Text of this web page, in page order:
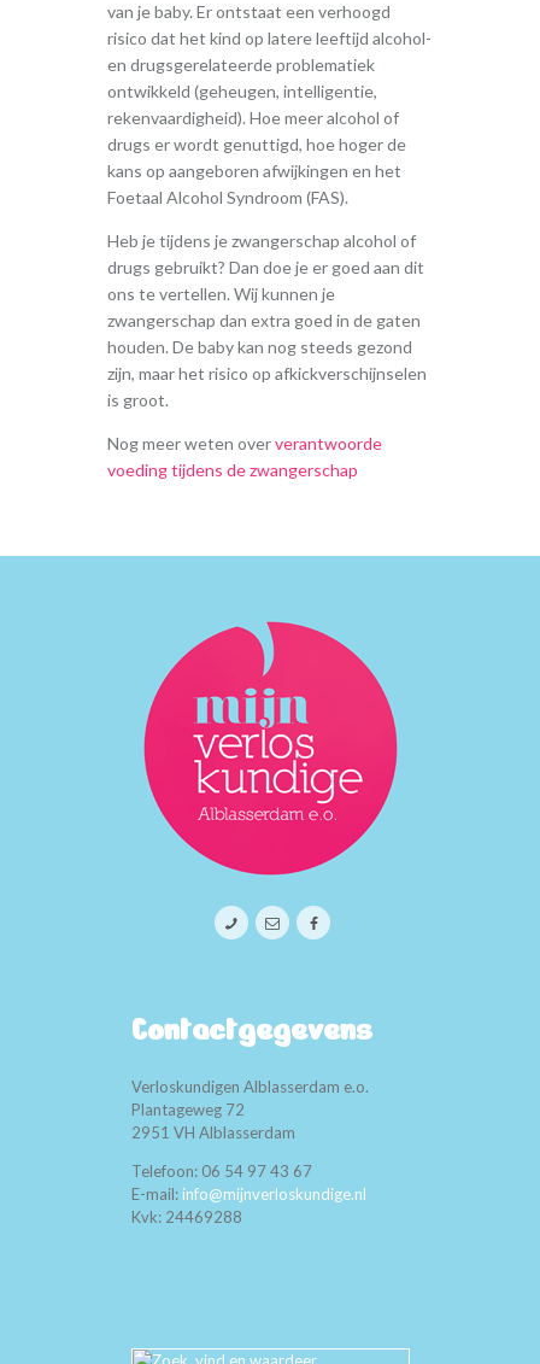
van je baby. Er ontstaat een verhoogd
risico dat het kind op latere leeftijd alcohol-
en drugsgerelateerde problematiek
ontwikkeld (geheugen, intelligentie,
rekenvaardigheid). Hoe meer alcohol of
drugs er wordt genuttigd, hoe hoger de
kans op aangeboren afwijkingen en het
Foetaal Alcohol Syndroom (FAS).
Heb je tijdens je zwangerschap alcohol of
drugs gebruikt? Dan doe je er goed aan dit
ons te vertellen. Wij kunnen je
zwangerschap dan extra goed in de gaten
houden. De baby kan nog steeds gezond
zijn, maar het risico op afkickverschijnselen
is groot.
Nog meer weten oververantwoorde
voeding tijdens de zwangerschap
Contactgegevens
Verloskundigen Alblasserdam e.o.
Plantageweg 72
2951 VH Alblasserdam
Telefoon: 06 54 97 43 67
E-mail: info@mijnverloskundige.nl
Kvk: 24469288